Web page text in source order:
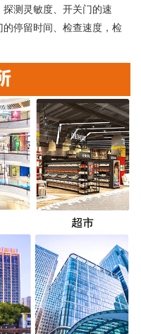
测灵敏度、开关门的速
停留时间、检查速度，检